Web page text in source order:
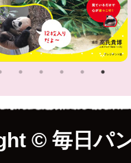
© 毎日パ